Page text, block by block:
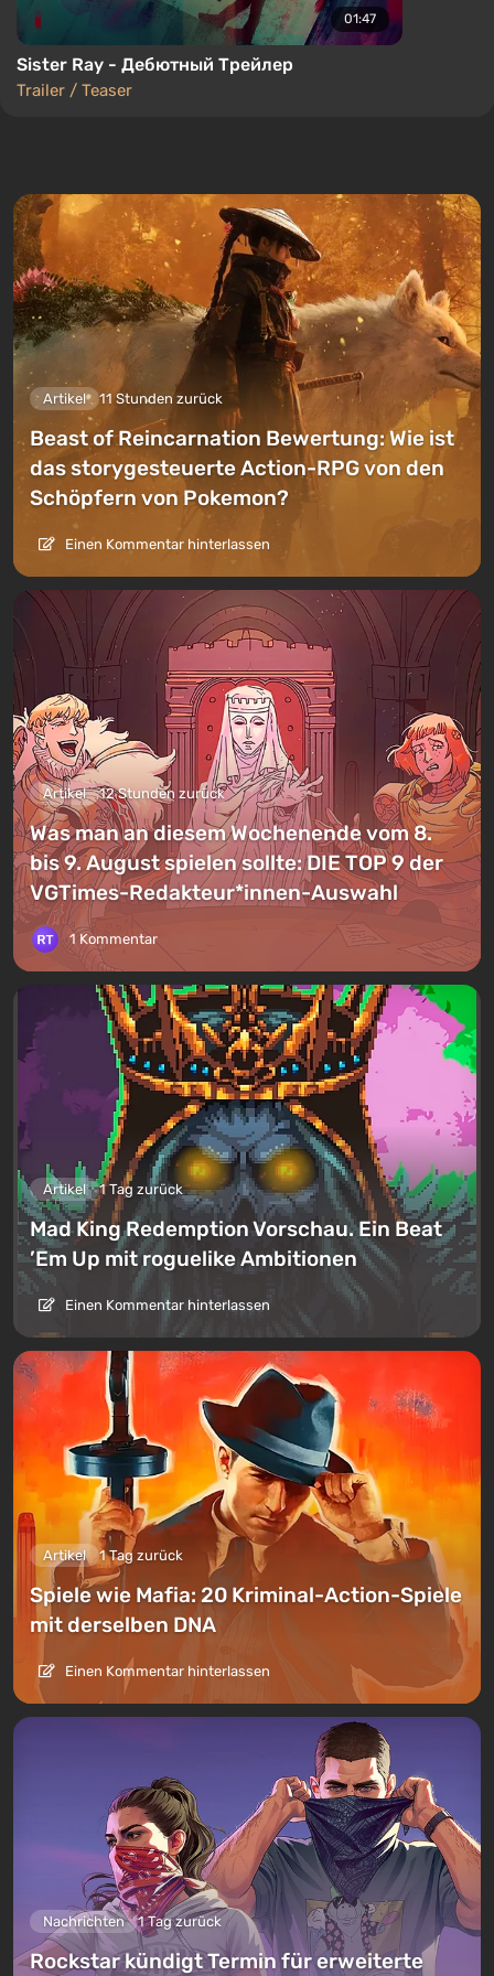
01:47
Sister Ray - Дебютный Трейлер
Trailer / Teaser
Artikel 11 Stunden zurück
Beast of Reincarnation Bewertung: Wie ist
das storygesteuerte Action-RPG von den
Schöpfern von Pokemon?
Einen Kommentar hinterlassen
Artikel 12 Stunden zurück
Was man an diesem Wochenende vom 8.
bis 9. August spielen sollte: DIE TOP 9 der
VGTimes-Redakteur*innen-Auswahl
1 Kommentar
Artikel 1 Tag zurück
Mad King Redemption Vorschau. Ein Beat
’Em Up mit roguelike Ambitionen
Einen Kommentar hinterlassen
Artikel 1 Tag zurück
Spiele wie Mafia: 20 Kriminal-Action-Spiele
mit derselben DNA
Einen Kommentar hinterlassen
Nachrichten 1 Tag zurück
Rockstar kündigt Termin für erweiterte